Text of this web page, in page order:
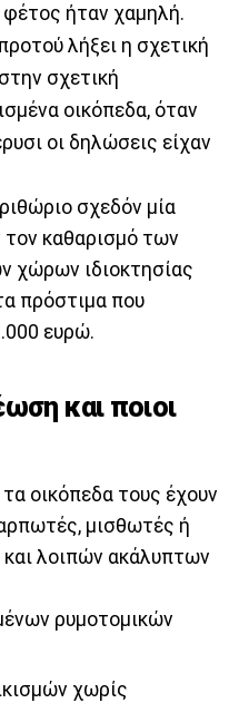
ήταν χαμηλή.
λήξει η σχετική
σχετική
οικόπεδα, όταν
οι δηλώσεις είχαν
σχεδόν μία
καθαρισμό των
χώρων ιδιοκτησίας
πρόστιμα που
ευρώ.
και ποιοι
οικόπεδα τους έχουν
μισθωτές ή
λοιπών ακάλυπτων
ρυμοτομικών
χωρίς